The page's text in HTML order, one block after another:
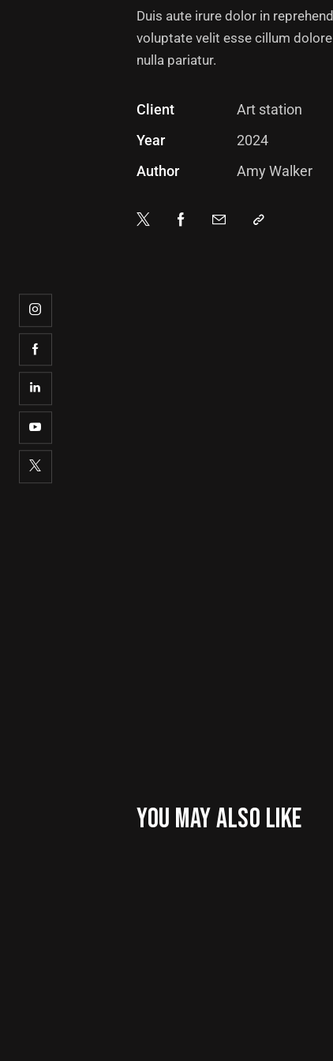
Duis aute irure dolor in
voluptate velit esse cillum
nulla pariatur.
Client
Art station
Year
2024
Author
Amy Walker
YOU MAY ALSO LIKE